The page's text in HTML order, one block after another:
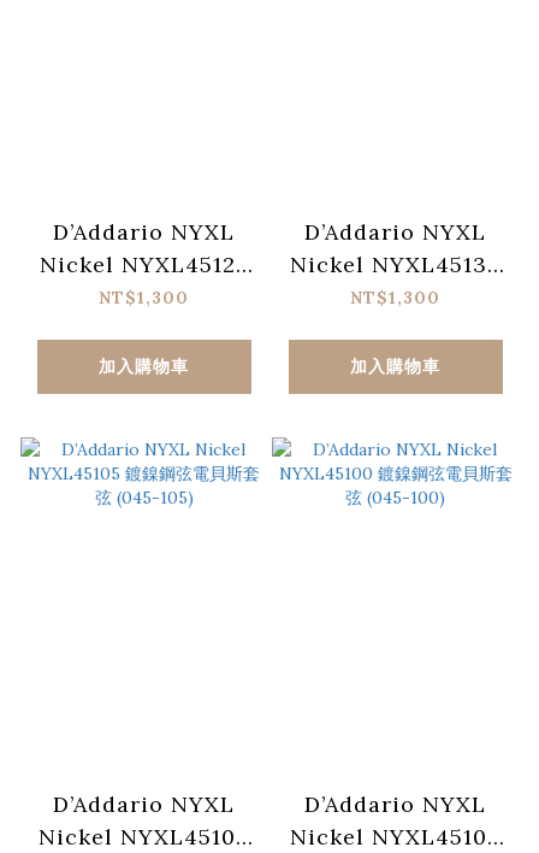
D’Addario NYXL
Nickel NYXL45125
鍍鎳鋼弦電貝斯五弦套
NT$1,300
加入購物車
D’Addario NYXL
Nickel NYXL45130
鍍鎳鋼弦電貝斯五弦套
NT$1,300
加入購物車
D’Addario NYXL
Nickel NYXL45105
D’Addario NYXL
Nickel NYXL45100